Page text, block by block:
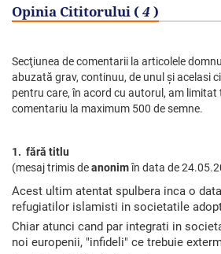
Opinia Cititorului (4)
Secţiunea de comentarii la articolele
abuzată grav, continuu, de unul şi acelasi
pentru care, în acord cu autorul, am
comentariu la maximum 500 de semne.
1. fără titlu
(mesaj trimis deanonimîn data de
Acest ultim atentat spulbera inca o
refugiatilor islamisti in societatile
Chiar atunci cand par integrati in
noi europenii, "infideli" ce trebuie